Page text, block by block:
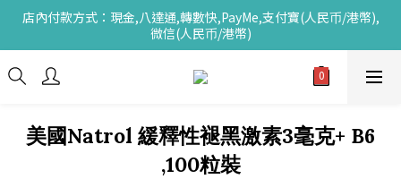
店內付款方式：現金,八達通,轉數快,PayMe,支付寶(人民币/港幣),
微信(人民币/港幣)
美國Natrol 緩釋性褪黑激素3毫克+ B6
,100粒裝